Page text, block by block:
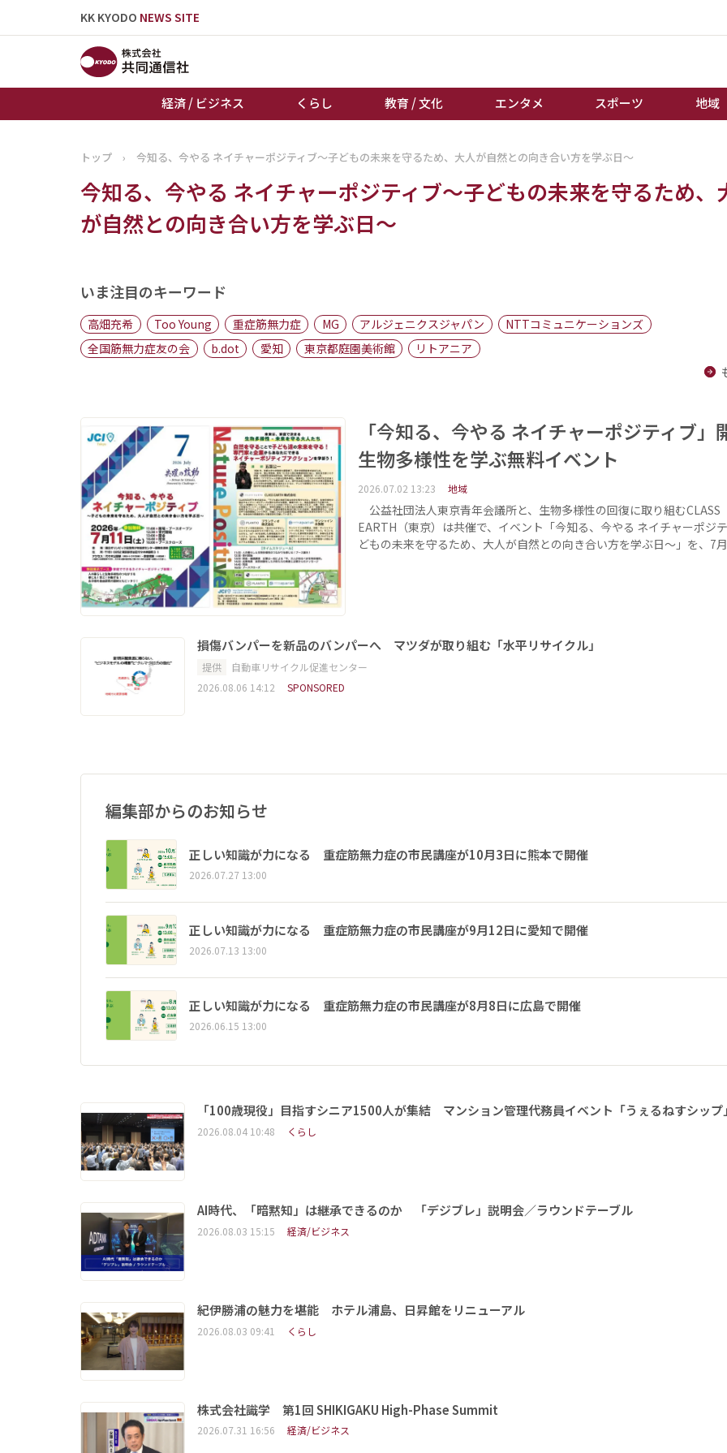
KK KYODO NEWS SITE
経済 / ビジネス くらし 教育 / 文化 エンタメ スポーツ 地域
トップページ
お知らせ
経済 / ビジネス
くらし
キーパーソン
誰もが輝いて働く社会へ
天皇杯サッカー
女流本因坊戦
トップ › 今知る、今やる ネイチャーポジティブ～子どもの未来を守るため、大人が自然との向き合い方を学ぶ日～
今知る、今やる ネイチャーポジティブ～子どもの未来を守るため、
が自然との向き合い方を学ぶ日～
いま注目のキーワード
高畑充希 Too Young 重症筋無力症 MG アルジェニクスジャパン
NTTコミュニケーションズ
全国筋無力症友の会
b.dot 愛知 東京都庭園美術館
リトアニア
「今知る、今やる ネイチャーポジティブ
生物多様性を学ぶ無料イベント
2026.07.02 13:23 地域
公益社団法人東京青年会議所と、生物多様性の回復に取り組むCLASS
EARTH（東京）は共催で、イベント「今知る、今やる ネイチャーポジ
どもの未来を守るため、大人が自然との向き合い方を学ぶ日～」を、7
損傷バンパーを新品のバンパーへ マツダが取り組む「水平リサイクル」
提供
自動車リサイクル促進センター
2026.08.06 14:12
SPONSORED
編集部からのお知らせ
正しい知識が力になる 重症筋無力症の市民講座が10月3日に熊本で開催
2026.07.27 13:00
正しい知識が力になる 重症筋無力症の市民講座が9月12日に愛知で開催
2026.07.13 13:00
正しい知識が力になる 重症筋無力症の市民講座が8月8日に広島で開催
2026.06.15 13:00
「100歳現役」目指すシニア1500人が集結 マンション管理代務員イベント「うぇるねすシップ
2026.08.04 10:48 くらし
AI時代、「暗黙知」は継承できるのか 「デジブレ」説明会／ラウンドテーブル
2026.08.03 15:15 経済/ビジネス
紀伊勝浦の魅力を堪能 ホテル浦島、日昇館をリニューアル
2026.08.03 09:41 くらし
株式会社識学 第1回 SHIKIGAKU High-Phase Summit
2026.07.31 16:56 経済/ビジネス